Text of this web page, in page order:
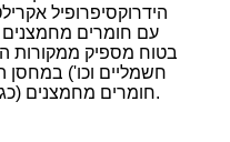
הידרוקסיפרופיל
עם חומרים מחמצנים
בטוח מספיק ממקורות
חשמליים וכו') במחסן
חומרים מחמצנים (כגון אשלגן פרמנגנט, מי חמצן וכו').